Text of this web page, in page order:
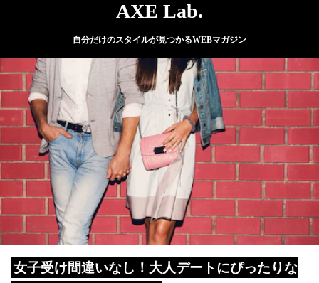
AXE Lab.
自分だけのスタイルが見つかるWEBマガジン
女子受け間違いなし！大人デートにぴったりな